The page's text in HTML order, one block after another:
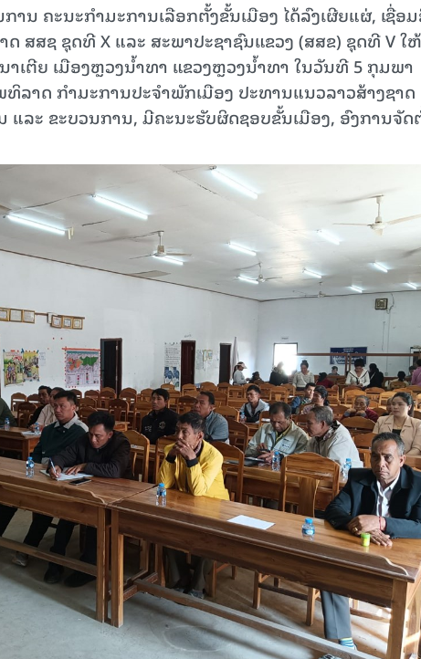
ນ ຄະນະກໍາມະການເລືອກຕັ້ງຂັ້ນເມືອງ ໄດ້ລົງເຜີຍແຜ່, ເຊື່ອ
ສສຊ ຊຸດທີ X ແລະ ສະພາປະຊາຊົນແຂວງ (ສສຂ) ຊຸດທີ V ໃຫ້
ເຕີຍ ເມືອງຫຼວງນໍ້າທາ ແຂວງຫຼວງນໍ້າທາ ໃນວັນທີ 5 ກຸມພາ
ລາດ ກໍາມະການປະຈຳພັກເມືອງ ປະທານແນວລາວສ້າງຊາດ
ລະ ຂະບວນການ, ມີຄະນະຮັບຜິດຊອບຂັ້ນເມືອງ, ອົງການຈັດ
15.040(07-08-